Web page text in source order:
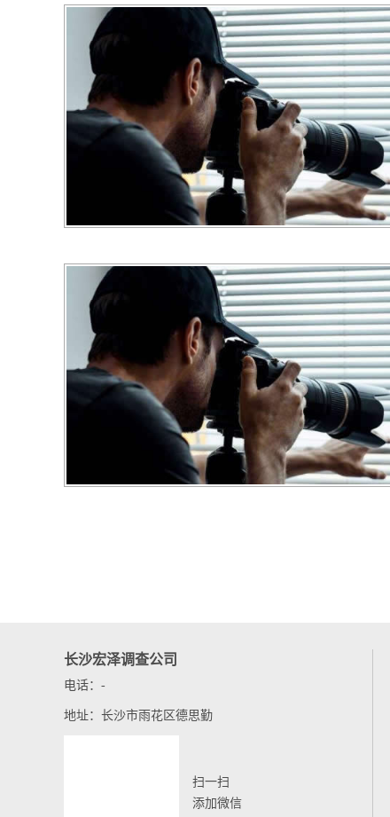
长沙宏泽调查公司
电话：-
地址：长沙市雨花区德思勤
扫一扫
添加微信